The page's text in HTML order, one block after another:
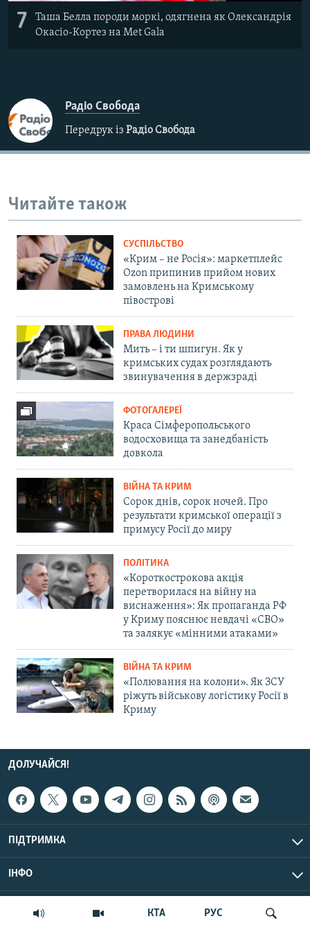
КТА РУС
7
Таша Белла породи моркі, одягнена як Олександрія
Окасіо-Кортез на Met Gala
Радіо Свобода
Передрук із Радіо Свобода
Читайте також
СУСПІЛЬСТВО
«Крим – не Росія»: маркетплейс
Ozon припинив прийом нових
замовлень на Кримському
півострові
ПРАВА ЛЮДИНИ
Мить – і ти шпигун. Як у
кримських судах розглядають
звинувачення в держзраді
ФОТОГАЛЕРЕЇ
Краса Сімферопольського
водосховища та занедбаність
довкола
ВІЙНА ТА КРИМ
Сорок днів, сорок ночей. Про
результати кримської операції з
примусу Росії до миру
ПОЛІТИКА
«Короткострокова акція
перетворилася на війну на
виснаження»: Як пропаганда РФ
у Криму пояснює невдачі «СВО»
та залякує «мінними атаками»
ВІЙНА ТА КРИМ
«Полювання на колони». Як ЗСУ
ріжуть військову логістику Росії в
Криму
ДОЛУЧАЙСЯ!
ПІДТРИМКА
ІНФО
© Крим.Реалії, 2026 | Усі права застережено.